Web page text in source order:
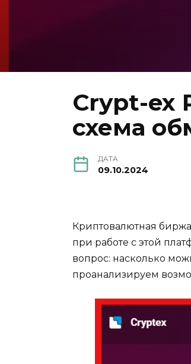
Crypt-ex
схема
ДАТА
09.10.2024
Криптовалютная
при работе с этой
вопрос: насколько
проанализируем